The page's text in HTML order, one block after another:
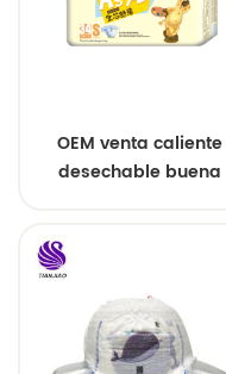
OEM venta caliente
desechable buena